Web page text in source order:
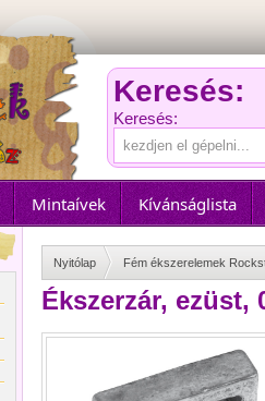
Keresés:
Keresés:
Mintaívek
Kívánságlista
Nyitólap Fém ékszerelemek
Ékszerzár, ezüst,